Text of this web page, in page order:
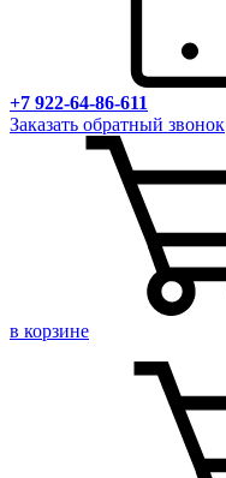
+7 922-64-86-611
Заказать обратный звонок
в корзине